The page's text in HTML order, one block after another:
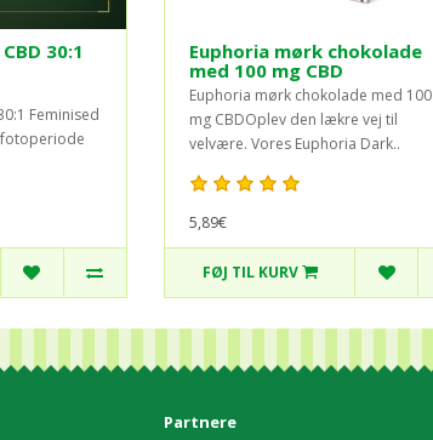
30:1
Feminised
fotoperiode
Euphoria mørk chokolade
med 100 mg CBD
Euphoria mørk chokolade med 100
mg CBDOplev den lækre vej til
velvære. Vores Euphoria Dark..
5,89€
FØJ TIL KURV
Partnere